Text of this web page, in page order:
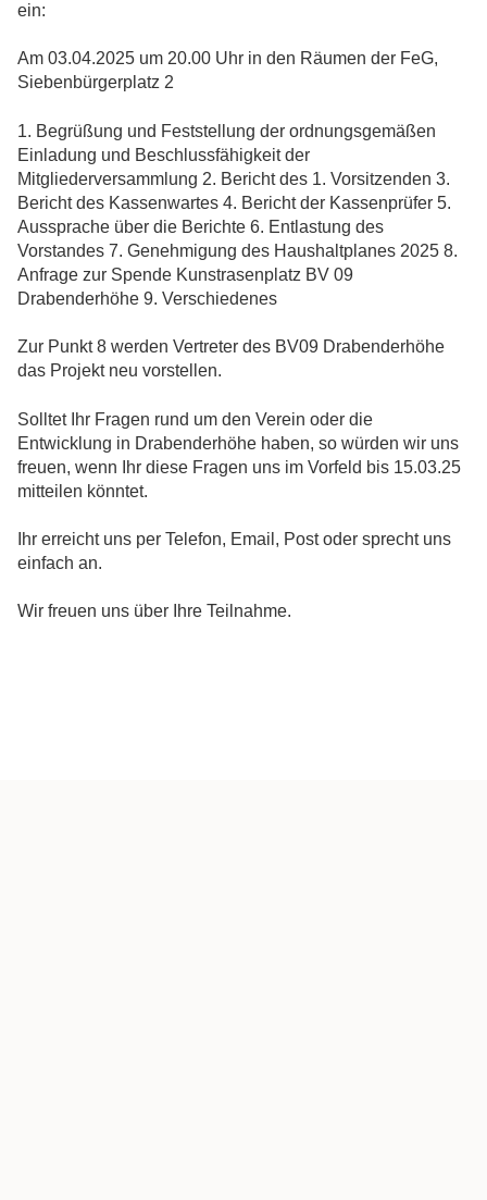
ein:
Am 03.04.2025 um 20.00 Uhr in den Räumen der FeG,
Siebenbürgerplatz 2
1. Begrüßung und Feststellung der ordnungsgemäßen
Einladung und Beschlussfähigkeit der
Mitgliederversammlung 2. Bericht des 1. Vorsitzenden 3.
Bericht des Kassenwartes 4. Bericht der Kassenprüfer 5.
Aussprache über die Berichte 6. Entlastung des
Vorstandes 7. Genehmigung des Haushaltplanes 2025 8.
Anfrage zur Spende Kunstrasenplatz BV 09
Drabenderhöhe 9. Verschiedenes
Zur Punkt 8 werden Vertreter des BV09 Drabenderhöhe
das Projekt neu vorstellen.
Solltet Ihr Fragen rund um den Verein oder die
Entwicklung in Drabenderhöhe haben, so würden wir uns
freuen, wenn Ihr diese Fragen uns im Vorfeld bis 15.03.25
mitteilen könntet.
Ihr erreicht uns per Telefon, Email, Post oder sprecht uns
einfach an.
Wir freuen uns über Ihre Teilnahme.